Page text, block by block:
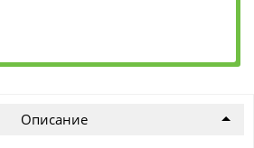
Описание